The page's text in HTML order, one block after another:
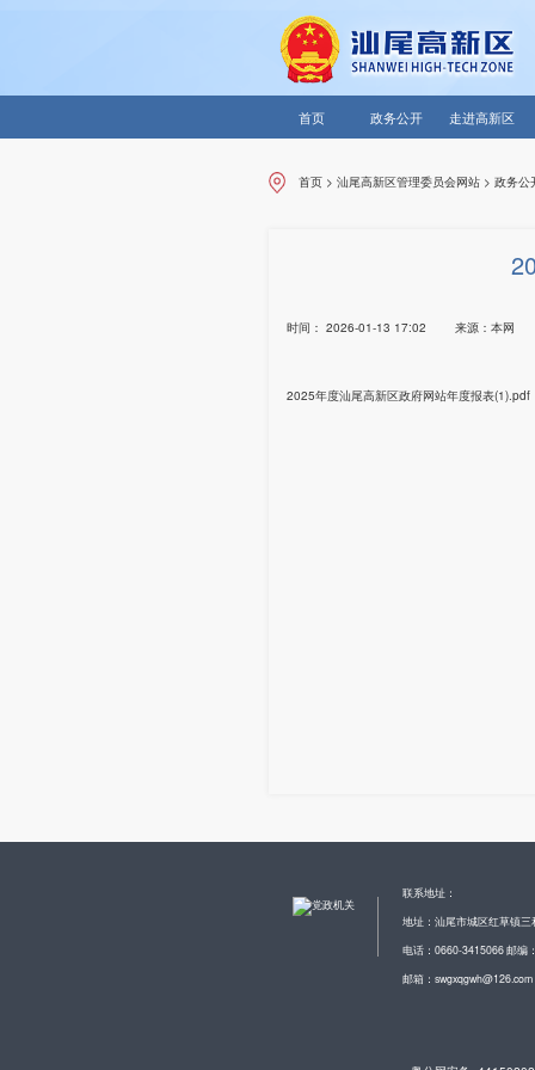
首页 政务公开 走进高新区
首页 >汕尾高新区管理委员会网站 >政务公
时间： 2026-01-13 17:02 来源： 本网
2025年度汕尾高新区政府网站年度报表(1).pdf
联系地址：
地址：汕尾市城区红草镇
电话：0660-3415066 邮编
邮箱：swgxqgwh@126.com